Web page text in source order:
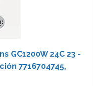
GC1200W 24C 23 -
7716704745,